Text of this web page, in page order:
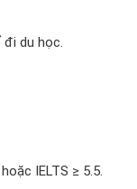
du học.
IELTS ≥ 5.5.